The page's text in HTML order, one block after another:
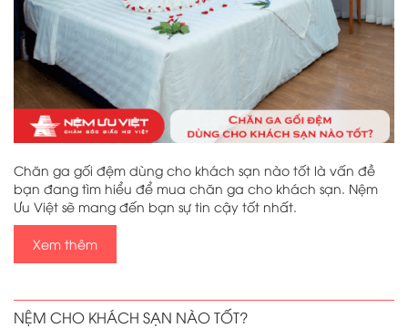
Chăn ga gối đệm dùng cho khách sạn nào tốt là vấn đề
bạn đang tìm hiểu để mua chăn ga cho khách sạn. Nệm
Ưu Việt sẽ mang đến bạn sự tin cậy tốt nhất.
Xem thêm
NỆM CHO KHÁCH SẠN NÀO TỐT?